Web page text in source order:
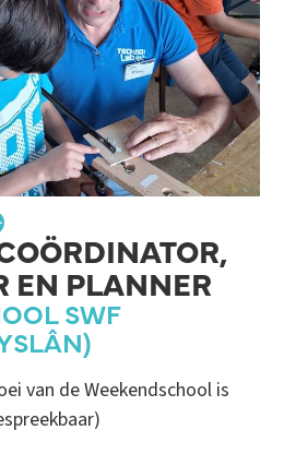
EN PLANNER
SWF
van de Weekendschool is